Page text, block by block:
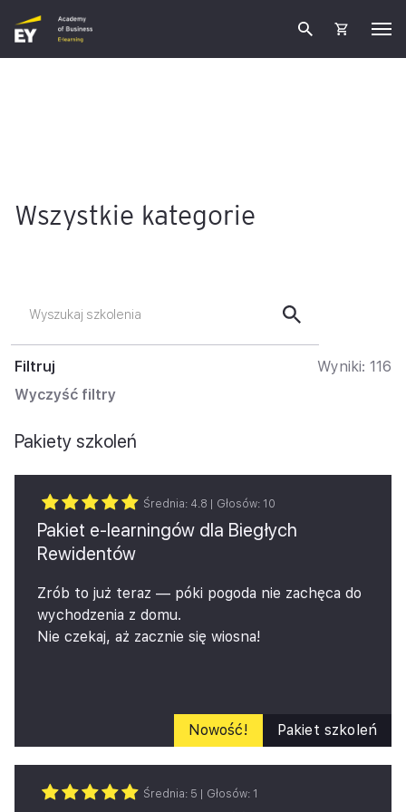
Wszystkie kategorie
Filtruj
Wyczyść filtry
Wyniki: 116
Pakiety szkoleń
Średnia: 4.8 | Głosów: 10
Pakiet e-learningów dla Biegłych
Rewidentów
Zrób to już teraz — póki pogoda nie zachęca do
wychodzenia z domu.
Nie czekaj, aż zacznie się wiosna!
Pakiet e‑learningów dla Biegłych Rewidentów –
oferta limitowana
Przygotowaliśmy specjalny pakiet czterech
kluczowych e‑learningów, które kompleksowo
Nowość! Pakiet szkoleń
Średnia: 5 | Głosów: 1